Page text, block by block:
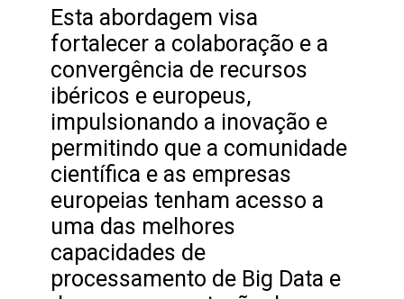
Esta abordagem visa
fortalecer a colaboração e a
convergência de recursos
ibéricos e europeus,
impulsionando a inovação e
permitindo que a comunidade
científica e as empresas
europeias tenham acesso a
uma das melhores
capacidades de
processamento de Big Data e